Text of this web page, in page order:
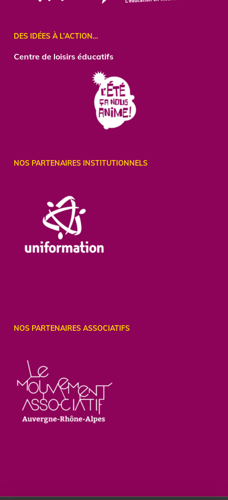
DES IDÉES À L’ACTION…
Centrede loisirs éducatifs
NOS PARTENAIRES INSTITUTIONNELS
NOS PARTENAIRES ASSOCIATIFS